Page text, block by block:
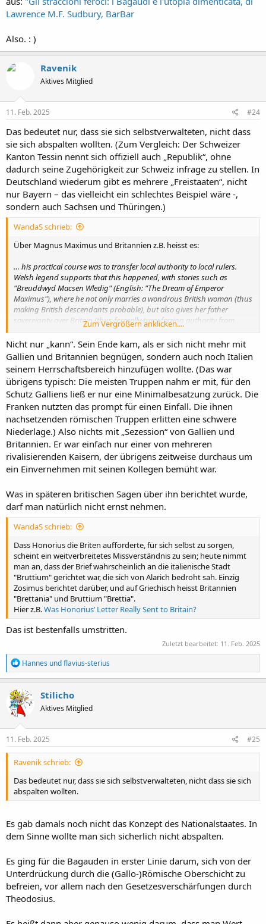
Lawrence M.F. Sudbury, BarBar
Also. : )
Ravenik
Aktives Mitglied
11. Feb. 2025 #24
Das bedeutet nur, dass sie sich selbstverwalteten, nicht dass
sie sich abspalten wollten. (Zum Vergleich: Der Schweizer
Kanton Tessin nennt sich offiziell auch „Republik“, ohne
dadurch seine Zugehörigkeit zur Schweiz infrage zu stellen. In
Deutschland wiederum gibt es mehrere „Freistaaten“, nicht
nur Bayern – das vielleicht ein schlechtes Beispiel wäre -,
sondern auch Sachsen und Thüringen.)
WandaS schrieb:
Über Magnus Maximus und Britannien z.B. heisst es:
… his practical course was to transfer local authority to local rulers.
Welsh legend supports that this happened, with stories such as
"Breuddwyd Macsen Wledig" (English: "The Dream of Emperor
Maximus"), where he not only marries a wondrous British woman (thus
making British descendants probable), but also gives her father
sovereignty over Britain (thus formally transferring authority from
Rome back to the Britons themselves).
aus: Magnus Maximus - Wikipedia
Kann ja auch sein, dass er Gallien und weitere Teile des Imperiums
für sich wollte, und in Britannien Kleinkönige unter seiner
Oberhoheit … weiss da zu wenig Bescheid.
Zum Vergrößern anklicken....
Nicht nur „kann“. Sein Ende kam, als er sich nicht mehr mit
Gallien und Britannien begnügen, sondern auch noch Italien
seinem Herrschaftsbereich hinzufügen wollte. (Das war
übrigens typisch: Die meisten Truppen nahm er mit, für den
Schutz Galliens ließ er nur eine Minimalbesatzung zurück. Die
Franken nutzten das prompt für einen Einfall. Die ihnen
nachsetzenden römischen Truppen erlitten eine schwere
Niederlage.) Also nichts mit „Sezession“ von Gallien und
Britannien. Er war einfach nur einer von mehreren
rivalisierenden Kaisern, der übrigens zeitweise durchaus um
ein Einvernehmen mit seinen Kollegen bemüht war.
Was in späteren britischen Sagen über ihn berichtet wurde,
darf man natürlich nicht ernst nehmen.
WandaS schrieb:
Dass Honorius die Briten aufforderte, für sich selbst zu sorgen,
scheint ein weitverbreitetes Missverständnis zu sein; heute nimmt
man an, dass der Brief wahrscheinlich an die italienische Stadt
"Bruttium" gerichtet war, die sich von Alarich bedroht sah. Einzig
Zosimus berichtet darüber, und auf Griechisch heisst Britannien
"Brettania" und Bruttium "Brettia".
Hier z.B.Was Honorius’ Letter Really Sent to Britain?
Das ist bestenfalls umstritten.
Zuletzt bearbeitet: 11. Feb. 2025
R
e
a
k
t
i
o
n
e
Hannes undflavius-sterius
Stilicho
Aktives Mitglied
11. Feb. 2025 #25
Ravenik schrieb:
Das bedeutet nur, dass sie sich selbstverwalteten, nicht dass sie sich
abspalten wollten.
Es gab damals noch nicht das Konzept des Nationalstaates. In
dem Sinne wollte man sich sicherlich nicht abspalten.
Es ging für die Bagauden in erster Linie darum, sich von der
Unterdrückung durch die (Gallo-)Römische Oberschicht zu
befreien, vor allem nach den Gesetzesverschärfungen durch
Theodosius.